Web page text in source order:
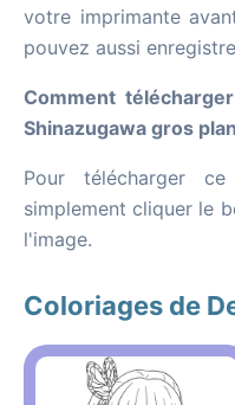
votre imprimante
pouvez aussi
Comment
Shinazugawa gros
Pour télécharger
simplement cliquer le
l'image.
Coloriages de